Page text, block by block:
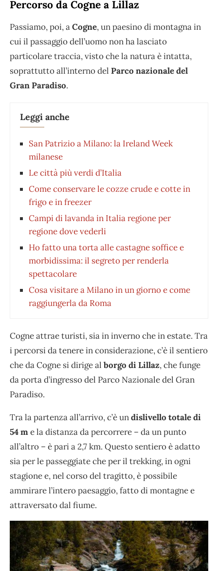
Percorso da Cogne a Lillaz
Passiamo, poi, aCogne, un paesino di montagna in
cui il passaggio dell’uomo non ha lasciato
particolare traccia, visto che la natura è intatta,
soprattutto all’interno del Parco nazionale del
Gran Paradiso.
Leggi anche
San Patrizio a Milano: la Ireland Week
milanese
Le città più verdi d’Italia
Come conservare le cozze crude e cotte in
frigo e in freezer
Campi di lavanda in Italia regione per
regione dove vederli
Ho fatto una torta alle castagne soffice e
morbidissima: il segreto per renderla
spettacolare
Cosa visitare a Milano in un giorno e come
raggiungerla da Roma
Cogne attrae turisti, sia in inverno che in estate. Tra
i percorsi da tenere in considerazione, c’è il sentiero
che da Cogne si dirige al borgo di Lillaz, che funge
da porta d’ingresso del Parco Nazionale del Gran
Paradiso.
Tra la partenza all’arrivo, c’è undislivello totale di
54 me la distanza da percorrere – da un punto
all’altro – è pari a 2,7 km. Questo sentiero è adatto
sia per le passeggiate che per il trekking, in ogni
stagione e, nel corso del tragitto, è possibile
ammirare l’intero paesaggio, fatto di montagne e
attraversato dal fiume.